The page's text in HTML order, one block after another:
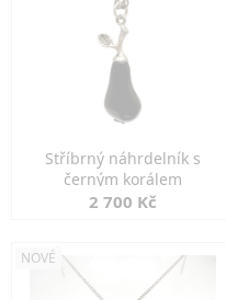
Stříbrný náhrdelník s
černým korálem
2 700 Kč
NOVÉ